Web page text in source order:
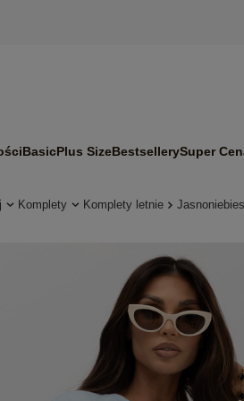
BasicPlus SizeBestsellerySuper
Komplety Komplety letnie